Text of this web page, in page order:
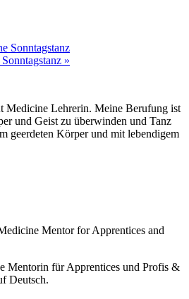
Sonntagstanz
»
Medicine Lehrerin. Meine Berufung ist
und Geist zu überwinden und Tanz
geerdeten Körper und mit lebendigem
Mentor for Apprentices and
Mentorin für Apprentices und Profis &
Deutsch.